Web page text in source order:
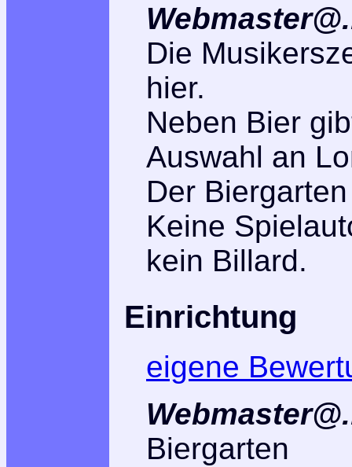
Die
hier.
Neben Bier
Auswahl an
Der
Keine
kein Billard.
Einrichtung
eigene
Biergarten